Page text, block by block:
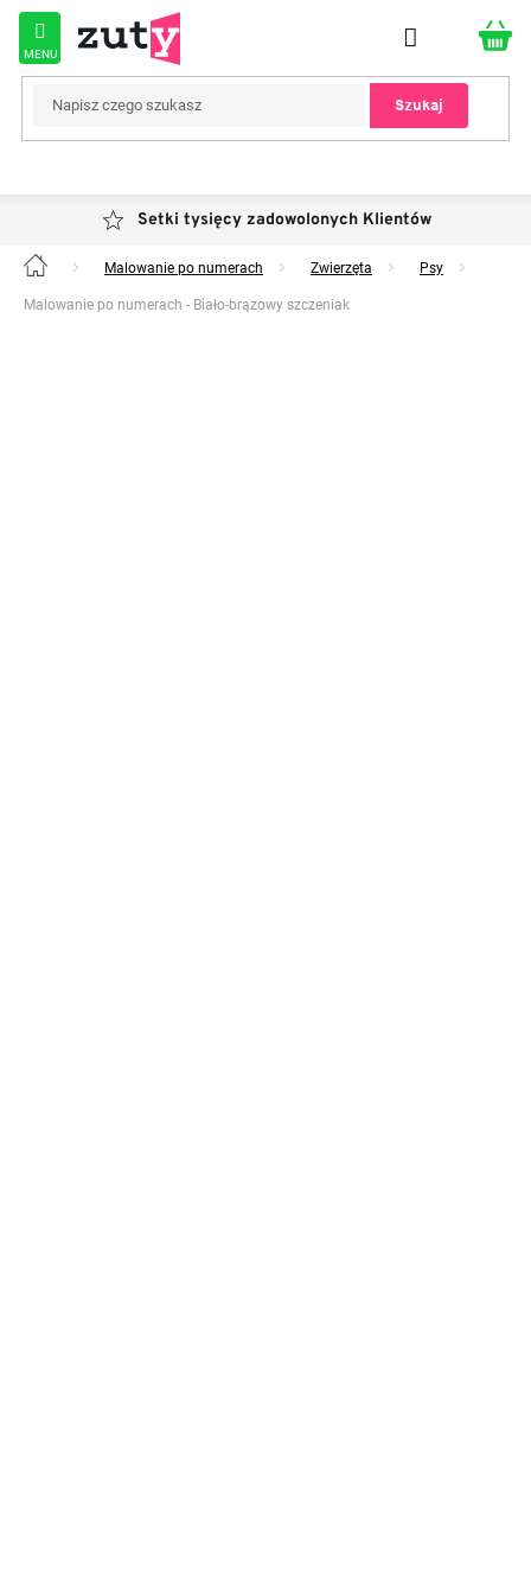
Przejść
treści
Szukaj
Setki tysięcy zadowolonych Klientów
Home Malowanie po numerach Zwierzęta Psy
Malowanie po numerach - Biało-brązowy szczeniak